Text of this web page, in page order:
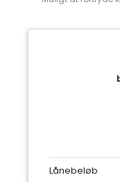
Lånebeløb